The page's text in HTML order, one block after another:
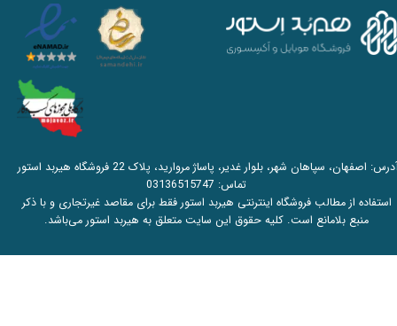
آدرس: اصفهان، سپاهان شهر، بلوار غدیر، پاساژ مروارید، پلاک 22 فروشگاه هیربد استور
تماس: 03136515747
استفاده از مطالب فروشگاه اینترنتی هیربد استور فقط برای مقاصد غیرتجاری و با ذکر
منبع بلامانع است. کلیه حقوق این سایت متعلق به هیربد استور می‌باشد.​​​​​​​